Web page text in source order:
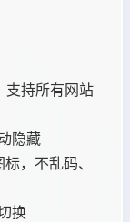
持所有网站
隐藏​
，不乱码、
换​